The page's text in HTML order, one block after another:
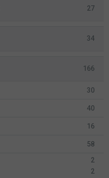
27
34
166
30
40
16
58
2
2